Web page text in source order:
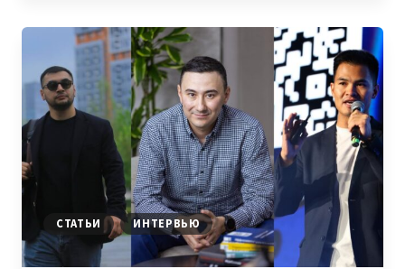
УЧЕБНОМУ
ГОДУ
2026:
10
ЛУЧШИХ
МОДЕЛЕЙ
ДЛЯ
УЧЕБЫ
СТАТЬИ ИНТЕРВЬЮ